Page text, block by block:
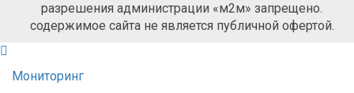
разрешения администрации «м2м» запрещено.
содержимое сайта не является публичной офертой.
Мониторинг